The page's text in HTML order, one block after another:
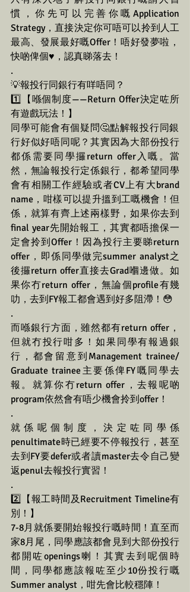
慣，你先可以完善你嘅Application
Strategy，直接決定你可唔可以拎到人工
最高、發展最好嘅Offer！唔好發夢啦，
快啲俾個♥️，認真睇落去！
.
💡報投行同銀行有咩唔同？
1️⃣【喺個制度——Return Offer決定咗所
有遊戲玩法！】
同學可能會有個疑問🤔️點解報投行同銀
行好似好唔同呢？其實因為大部份投行
都係需要同學攞return offer入嘅。當
然，無論報投行定係銀行，都希望同學
會有相關工作經驗或者CV上有大brand
name，咁樣可以提升搵到工嘅機會！但
係，就算有齊上述兩樣野，如果你去到
final year先開始報工，其實都唔擔保一
定會拎到Offer！因為投行主要睇return
offer，即係同學做完summer analyst之
後攞return offer直接去Grad嗰邊做。如
果你冇return offer，無論個profile有幾
叻，去到FY報工都會遇到好多阻滯！😳
.
而喺銀行方面，雖然都有return offer，
但就冇投行咁多！如果同學有報過銀
行，都會留意到Management trainee/
Graduate trainee主要係俾FY嘅同學去
報。就算你冇return offer，去報呢啲
program依然會有唔少機會拎到offer！
.
就係呢個制度，決定咗同學係
penultimate時已經要不停報投行，甚至
去到FY要defer或者讀master去令自己變
返penul去報投行實習！
.
2️⃣【報工時間及Recruitment Timeline有
別！】
7-8月就係要開始報投行嘅時間！直至而
家8月尾，同學應該都會見到大部份投行
都開咗openings喇！其實去到呢個時
間，同學都應該報咗至少10份投行嘅
Summer analyst，咁先會比較穩陣！